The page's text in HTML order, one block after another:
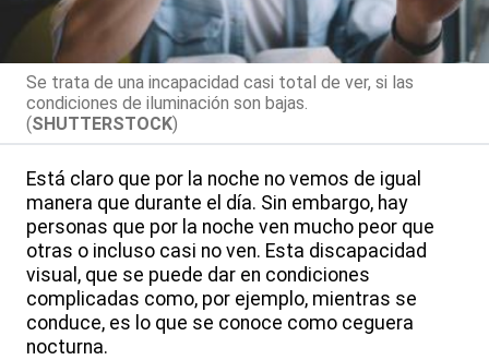
Se trata de una incapacidad casi total de ver, si las
condiciones de iluminación son bajas.
(SHUTTERSTOCK)
Está claro que por la noche no vemos de igual
manera que durante el día. Sin embargo, hay
personas que por la noche ven mucho peor que
otras o incluso casi no ven. Esta discapacidad
visual, que se puede dar en condiciones
complicadas como, por ejemplo, mientras se
conduce, es lo que se conoce como ceguera
nocturna.